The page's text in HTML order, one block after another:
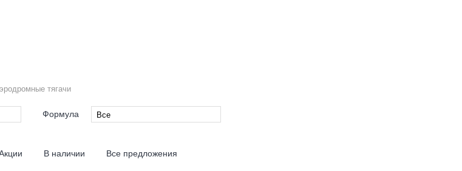
тягачи
Формула
Все
В наличии Все предложения